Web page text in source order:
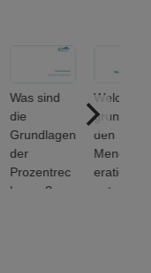
Was sind
die
Grundlagen
der
Prozentrec
hnung?
Welche
grundlegen
den
Mengenop
erationen
unterscheid